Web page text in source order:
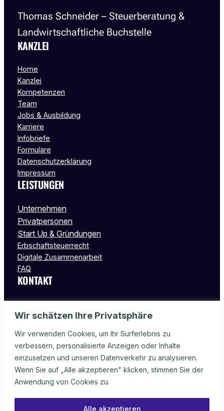
Wir schätzen Ihre Privatsphäre
Wir verwenden Cookies, um Ihr Surferlebnis zu
verbessern, personalisierte Anzeigen oder Inhalte
einzusetzen und unseren Datenverkehr zu analysieren.
Wenn Sie auf „Alle akzeptieren" klicken, stimmen Sie der
Anwendung von Cookies zu.
Alle akzeptieren
Thomas Schneider – Steuerberatung &
Landwirtschaftliche Buchstelle
KANZLEI
Home
Kanzlei
Kompetenzen
Team
Jobs & Ausbildung
Karriere
Infobriefe
Formulare
Datenschutzerklärung
Impressum
LEISTUNGEN
Unternehmen
Privatpersonen
Start Up & Gründungen
Erbschaftsteuerrecht
Digitale Zusammenarbeit
FAQ
KONTAKT
Wormser Str. 15
55232 Alzey
Deutschland
Tel.: 06731 – 99 98 08
Fax: 06731 – 99 98 09
info@stbalzey.de